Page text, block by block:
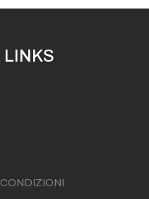
LINKS